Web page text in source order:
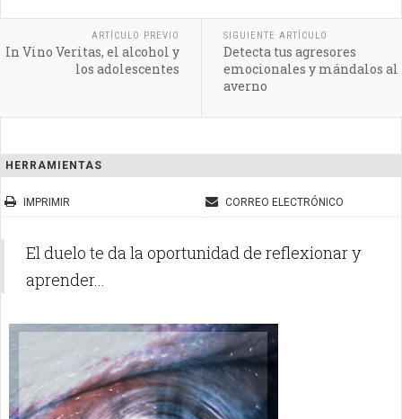
ARTÍCULO PREVIO
In Vino Veritas, el alcohol y
los adolescentes
SIGUIENTE ARTÍCULO
Detecta tus agresores
emocionales y mándalos al
averno
HERRAMIENTAS
IMPRIMIR CORREO ELECTRÓNICO
El duelo te da la oportunidad de reflexionar y
aprender...